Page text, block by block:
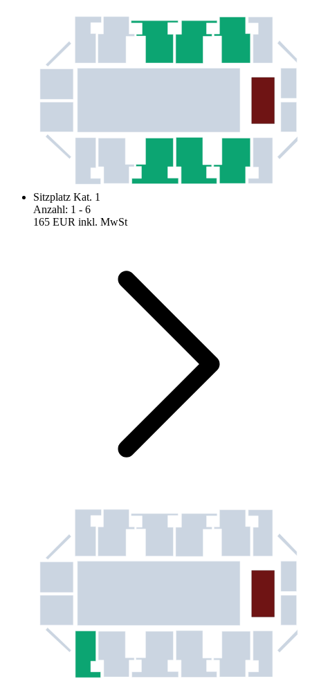
Sitzplatz Kat. 1
Anzahl: 1 - 6
165 EUR inkl. MwSt